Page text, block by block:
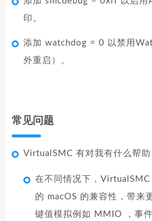
印。
添加 watchdog = 0 以禁用
外重启）。
常见问题
VirtualSMC 有对我有什么帮助
在不同情况下，
的 macOS 的兼容性，带来
键值模拟例如 MMIO ，事件